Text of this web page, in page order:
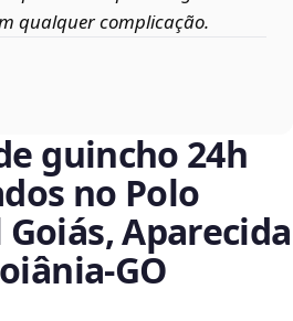
qualquer complicação.
guincho 24h
no Polo
Aparecida